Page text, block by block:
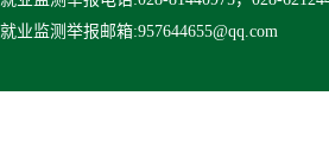
就业监测举报 邮箱:957644655@qq.com